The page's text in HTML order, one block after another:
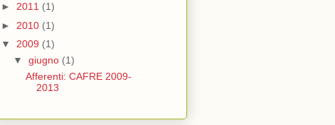
► 2011 (1)
► 2010 (1)
▼ 2009 (1)
▼ giugno (1)
Afferenti: CAFRE 2009-
2013